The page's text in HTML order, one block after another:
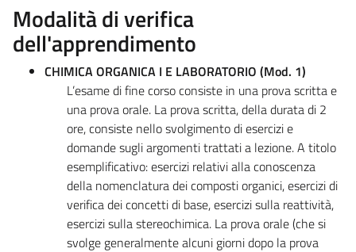
Modalità di verifica
dell'apprendimento
CHIMICA ORGANICA I E LABORATORIO (Mod. 1)
L’esame di fine corso consiste in una prova scritta e
una prova orale. La prova scritta, della durata di 2
ore, consiste nello svolgimento di esercizi e
domande sugli argomenti trattati a lezione. A titolo
esemplificativo: esercizi relativi alla conoscenza
della nomenclatura dei composti organici, esercizi di
verifica dei concetti di base, esercizi sulla reattività,
esercizi sulla stereochimica. La prova orale (che si
svolge generalmente alcuni giorni dopo la prova